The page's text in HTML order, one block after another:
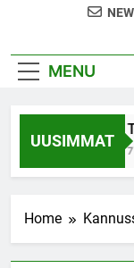
MENU
UUSIMMAT
7
Home